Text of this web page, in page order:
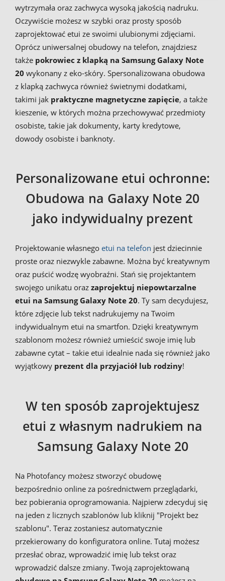
wytrzymała oraz zachwyca wysoką jakością nadruku.
Oczywiście możesz w szybki oraz prosty sposób
zaprojektować etui ze swoimi ulubionymi zdjęciami.
Oprócz uniwersalnej obudowy na telefon, znajdziesz
także pokrowiec z klapką na Samsung Galaxy Note
20 wykonany z eko-skóry. Spersonalizowana obudowa
z klapką zachwyca również świetnymi dodatkami,
takimi jak praktyczne magnetyczne zapięcie, a także
kieszenie, w których można przechowywać przedmioty
osobiste, takie jak dokumenty, karty kredytowe,
dowody osobiste i banknoty.
Personalizowane etui ochronne:
Obudowa na Galaxy Note 20
jako indywidualny prezent
Projektowanie własnego etui na telefon jest dziecinnie
proste oraz niezwykle zabawne. Można być kreatywnym
oraz puścić wodzę wyobraźni. Stań się projektantem
swojego unikatu oraz zaprojektuj niepowtarzalne
etui na Samsung Galaxy Note 20. Ty sam decydujesz,
które zdjęcie lub tekst nadrukujemy na Twoim
indywidualnym etui na smartfon. Dzięki kreatywnym
szablonom możesz również umieścić swoje imię lub
zabawne cytat – takie etui idealnie nada się również jako
wyjątkowy prezent dla przyjaciół lub rodziny!
W ten sposób zaprojektujesz
etui z własnym nadrukiem na
Samsung Galaxy Note 20
Na Photofancy możesz stworzyć obudowę
bezpośrednio online za pośrednictwem przeglądarki,
bez pobierania oprogramowania. Najpierw zdecyduj się
na jeden z licznych szablonów lub kliknij "Projekt bez
szablonu". Teraz zostaniesz automatycznie
przekierowany do konfiguratora online. Tutaj możesz
przesłać obraz, wprowadzić imię lub tekst oraz
wprowadzić dalsze zmiany. Twoją zaprojektowaną